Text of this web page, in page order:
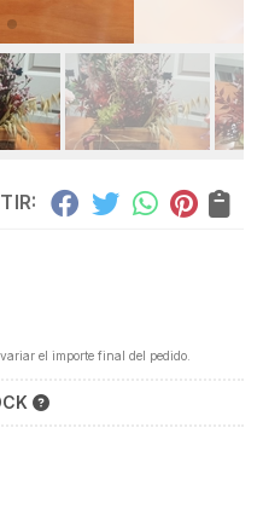
el importe final del pedido.